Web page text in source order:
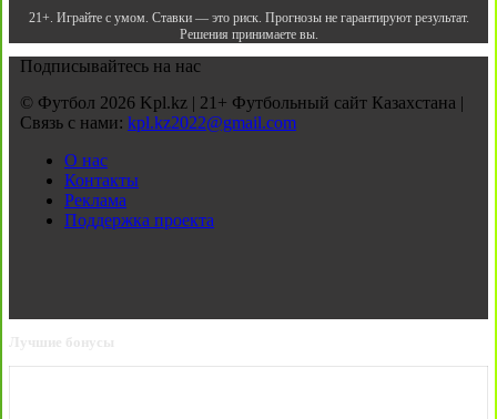
21+. Играйте с умом. Ставки — это риск. Прогнозы не гарантируют результат.
Решения принимаете вы.
Подписывайтесь на нас
© Футбол 2026 Kpl.kz | 21+ Футбольный сайт Казахстана |
Связь с нами: kpl.kz2022@gmail.com
О нас
Контакты
Реклама
Поддержка проекта
Лучшие бонусы